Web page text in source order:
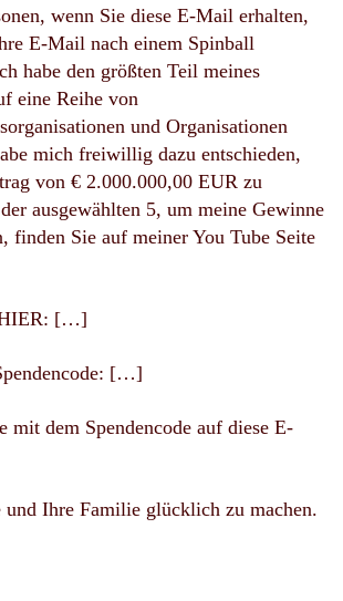
wenn Sie diese E-Mail erhalten,
E-Mail nach einem Spinball
habe den größten Teil meines
eine Reihe von
und Organisationen
mich freiwillig dazu entschieden,
von € 2.000.000,00 EUR zu
ausgewählten 5, um meine Gewinne
finden Sie auf meiner You Tube Seite
[…]
[…]
mit dem Spendencode auf diese E-
Ihre Familie glücklich zu machen.